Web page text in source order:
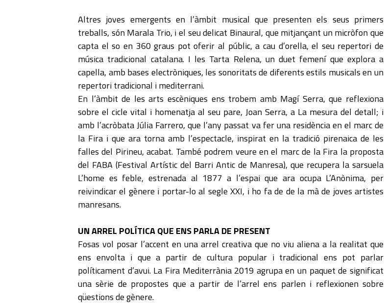
Altres joves emergents en l’àmbit musical que presenten els seus primers
treballs, són Marala Trio, i el seu delicat Binaural, que mitjançant un micròfon que
capta el so en 360 graus pot oferir al públic, a cau d’orella, el seu repertori de
música tradicional catalana. I les Tarta Relena, un duet femení que explora a
capella, amb bases electròniques, les sonoritats de diferents estils musicals en un
repertori tradicional i mediterrani.
En l’àmbit de les arts escèniques ens trobem amb Magí Serra, que reflexiona
sobre el cicle vital i homenatja al seu pare, Joan Serra, a La mesura del detall; i
amb l’acròbata Júlia Farrero, que l’any passat va fer una residència en el marc de
la Fira i que ara torna amb l’espectacle, inspirat en la tradició pirenaica de les
falles del Pirineu, acabat. També podrem veure en el marc de la Fira la proposta
del FABA (Festival Artístic del Barri Antic de Manresa), que recupera la sarsuela
L’home es feble, estrenada al 1877 a l’espai que ara ocupa L’Anònima, per
reivindicar el gènere i portar-lo al segle XXI, i ho fa de de la mà de joves artistes
manresans.
UN ARREL POLÍTICA QUE ENS PARLA DE PRESENT
Fosas vol posar l’accent en una arrel creativa que no viu aliena a la realitat que
ens envolta i que a partir de cultura popular i tradicional ens pot parlar
políticament d’avui. La Fira Mediterrània 2019 agrupa en un paquet de significat
una sèrie de propostes que a partir de l’arrel ens parlen i reflexionen sobre
qüestions de gènere.